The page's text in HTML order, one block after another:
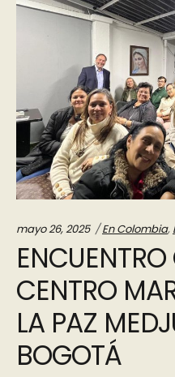
mayo 26, 2025 Categories:
En Colombia,
CENTRO
LA PAZ
BOGOTÁ